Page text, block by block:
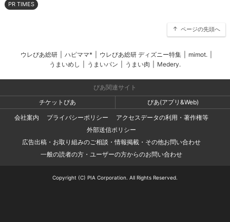
PR TIMES
ページの先頭へ
ウレぴあ総研 ハピママ* ウレぴあ総研 ディズニー特集 mimot.
うまいめし
うまいパン うまい肉 Medery.
ぴあ関連サイト
チケットぴあ
ぴあ(アプリ&Web)
会社案内
プライバシーポリシー
アクセスデータの利用・著作権等
外部送信ポリシー
広告出稿・お取り組みのご相談・情報掲載・その他お問い合わせ
一般の読者の方・ユーザーの方からのお問い合わせ
Copyright (C) PIA Corporation. All Rights Reserved.